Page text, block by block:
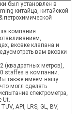
был установлен в
китайца, китайской
петрохимической
компания
вковке клапана и
вам вковки
(квадратных метров),
staffes в компании.
также имеем нашу
могл сделать
спектрометра,
Ut.
API, LRS, GL, BV,